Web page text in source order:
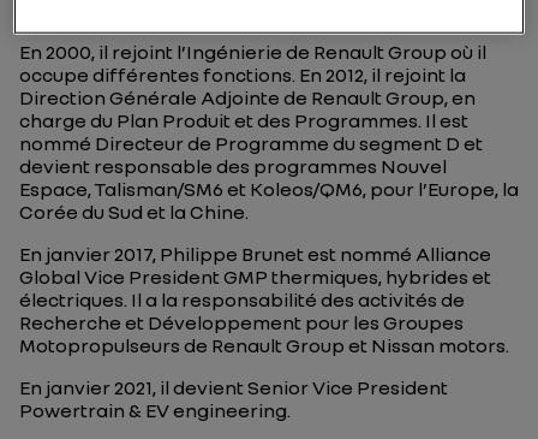
En 2000, il rejoint l’Ingénierie de Renault Group où il
occupe différentes fonctions. En 2012, il rejoint la
Direction Générale Adjointe de Renault Group, en
charge du Plan Produit et des Programmes. Il est
nommé Directeur de Programme du segment D et
devient responsable des programmes Nouvel
Espace, Talisman/SM6 et Koleos/QM6, pour l’Europe, la
Corée du Sud et la Chine.
En janvier 2017, Philippe Brunet est nommé Alliance
Global Vice President GMP thermiques, hybrides et
électriques. Il a la responsabilité des activités de
Recherche et Développement pour les Groupes
Motopropulseurs de Renault Group et Nissan motors.
En janvier 2021, il devient Senior Vice President
Powertrain & EV engineering.